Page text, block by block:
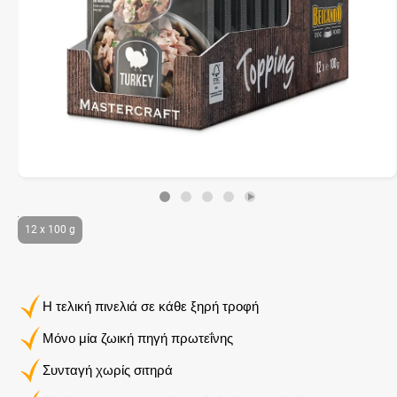
Η τελική πινελιά σε κάθε ξηρή τροφή
Μόνο μία ζωική πηγή πρωτεΐνης
Συνταγή χωρίς σιτηρά
12 x 100 g